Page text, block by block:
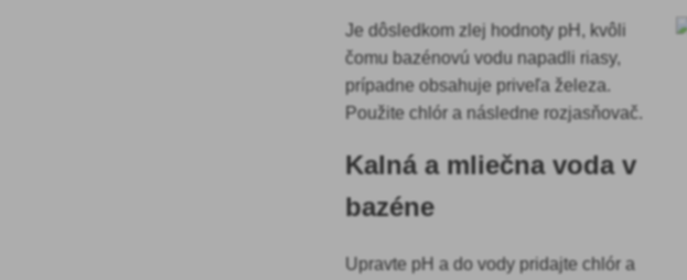
Je dôsledkom zlej hodnoty pH, kvôli
čomu bazénovú vodu napadliriasy,
prípadne obsahuje priveľa železa.
Použite chlór a následne rozjasňovač.
Kalná a mliečna voda v
bazéne
Upravte pH a do vody pridajte chlór a